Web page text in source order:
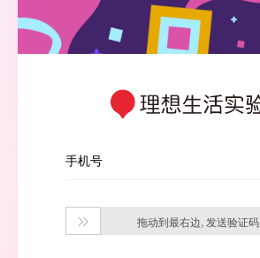
手机号
 拖动到最右边, 发送验证码